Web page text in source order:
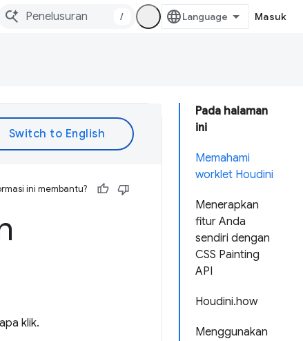
/ Masuk
Pada halaman
ini
Memahami
worklet Houdini
Menerapkan
fitur Anda
sendiri dengan
CSS Painting
API
Houdini.how
Menggunakan
ini membantu?
klik.